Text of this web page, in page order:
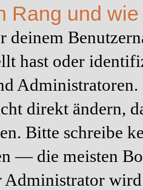
Rang und
deinem
hast oder
direkt ändern,
Bitte schreibe
— die meisten